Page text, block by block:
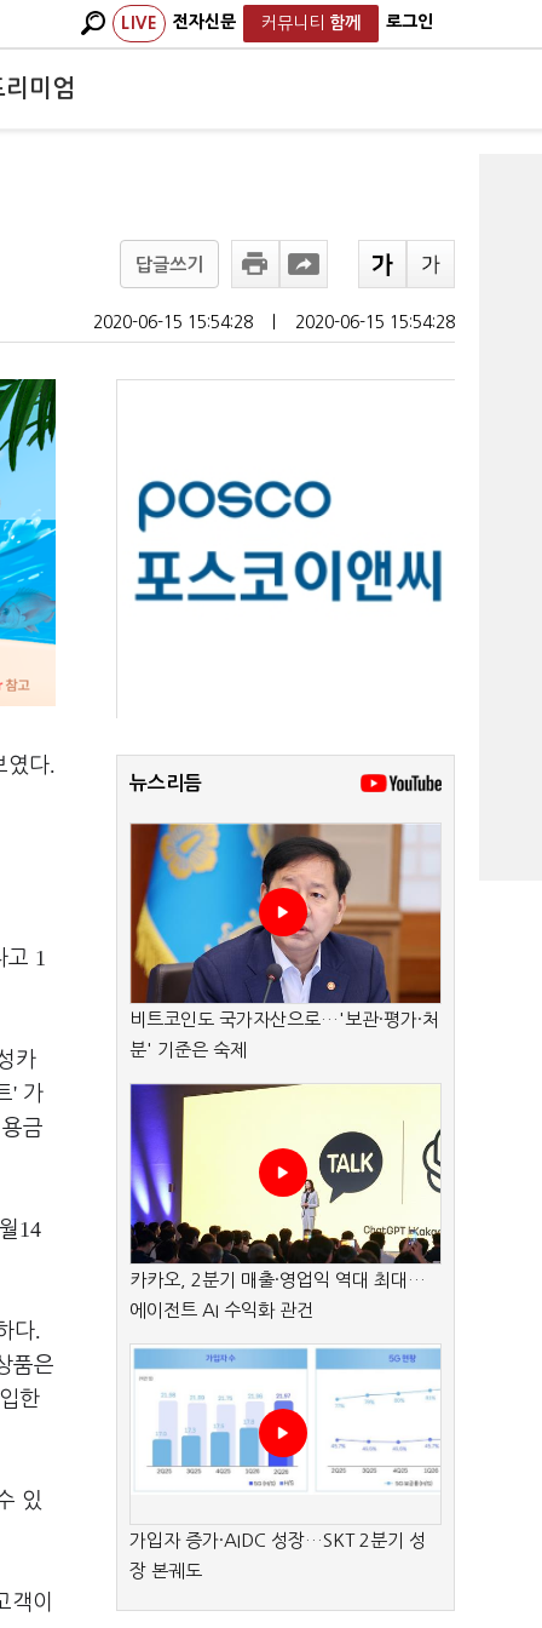
LIVE 전자신문 커뮤니티 함께 로그인
리미엄
답글쓰기
2020-06-15 15:54:28 2020-06-15 15:54:28
였다.
고 1
카
' 가
금
월14
다.
품은
한
있
객이
뉴스리듬
비트코인도 국가자산으로…'보관·평가·처
분' 기준은 숙제
카카오, 2분기 매출·영업익 역대 최대…
에이전트 AI 수익화 관건
가입자 증가·AIDC 성장…SKT 2분기 성
장 본궤도